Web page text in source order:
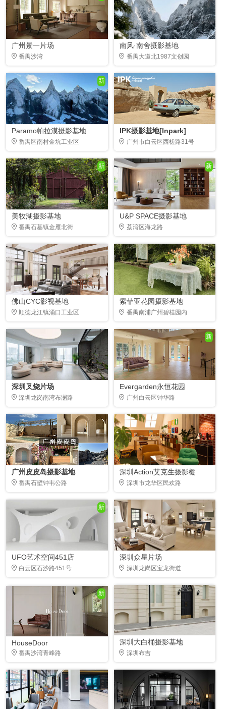
广州景一片场
番禺沙湾
南风·南舍摄影基地
番禺大道北1987文创园
新
Paramo帕拉漠摄影基地
番禺区南村金坑工业区
IPK摄影基地[Inpark]
广州市白云区西槎路31号
新
美牧湖摄影基地
番禺石基镇金雁北街
新
U&P SPACE摄影基地
荔湾区海龙路
佛山CYC影视基地
顺德龙江镇涌口工业区
索菲亚花园摄影基地
番禺南浦广州碧桂园内
深圳叉烧片场
深圳龙岗南湾布澜路
新
Evergarden永恒花园
广州白云区钟华路
广州皮皮岛摄影基地
番禺石壁钟韦公路
深圳Action艾克生摄影棚
深圳市龙华区民欢路
新
UFO艺术空间451店
白云区石沙路451号
深圳众星片场
深圳龙岗区宝龙街道
新
HouseDoor
番禺沙湾青峰路
深圳大白桶摄影基地
深圳布吉